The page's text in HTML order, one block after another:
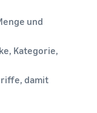
und
Kategorie,
damit